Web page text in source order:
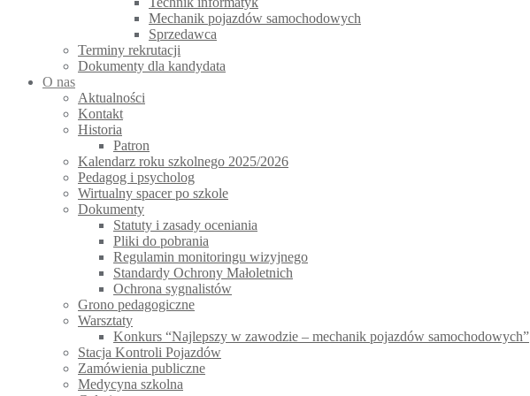
Mechanik pojazdów samochodowych
Sprzedawca
Terminy rekrutacji
Dokumenty dla kandydata
O nas
Aktualności
Kontakt
Historia
Patron
Kalendarz roku szkolnego 2025/2026
Pedagog i psycholog
Wirtualny spacer po szkole
Dokumenty
Statuty i zasady oceniania
Pliki do pobrania
Regulamin monitoringu wizyjnego
Standardy Ochrony Małoletnich
Ochrona sygnalistów
Grono pedagogiczne
Warsztaty
Konkurs “Najlepszy w zawodzie – mechanik pojazdów samochodowych”
Stacja Kontroli Pojazdów
Zamówienia publiczne
Medycyna szkolna